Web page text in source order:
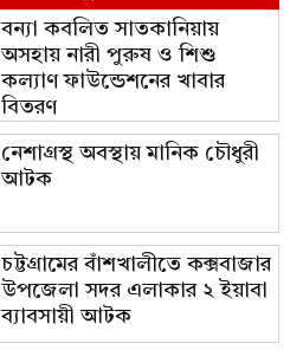
বন্যা কবলিত সাতকানিয়ায়
অসহায় নারী পুরুষ ও শিশু
কল্যাণ ফাউন্ডেশনের খাবার
বিতরণ
নেশাগ্রস্থ অবস্থায় মানিক চৌধুরী
আটক
চট্টগ্রামের বাঁশখালীতে কক্সবাজার
উপজেলা সদর এলাকার ২ ইয়াবা
ব্যাবসায়ী আটক